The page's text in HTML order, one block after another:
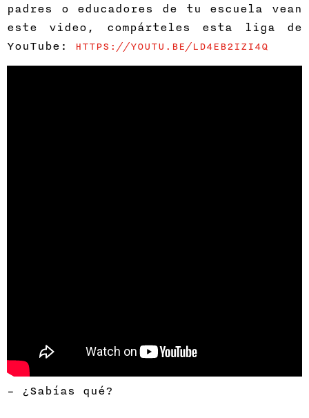
padres o educadores de tu escuela vean
este video, compárteles esta liga de
YouTube:
HTTPS://YOUTU.BE/LD4EB2IZI4Q
– ¿Sabías qué?